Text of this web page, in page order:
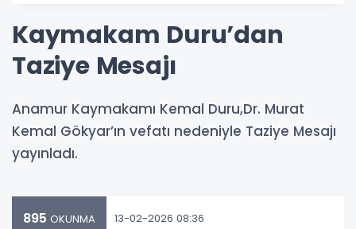
Kaymakam Duru’dan
Taziye Mesajı
Anamur Kaymakamı Kemal Duru,Dr. Murat
Kemal Gökyar’ın vefatı nedeniyle Taziye Mesajı
yayınladı.
895 OKUNMA 13-02-2026 08:36